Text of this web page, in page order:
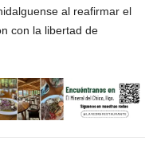
al reafirmar el
con la libertad de